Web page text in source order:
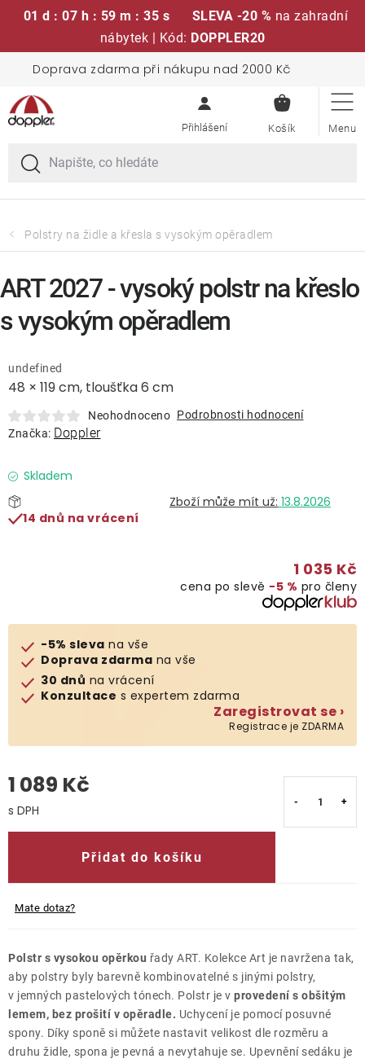
01 d : 07 h : 59 m : 35 s SLEVA -20 % na zahradní
nábytek | Kód: DOPPLER20
obsah
Doprava zdarma při nákupu nad 2000 Kč
KOŠÍK
Sedací soupravy
Slunečníky
Křesla a židle
Lavice a houpačky
Lehátka
Doplňky
Deštníky
Gastro produkty
Klub výhod
Polstry na židle a křesla s vysokým opěradlem
48 × 119 cm, tloušťka 6 cm
undefined
Neohodnoceno Podrobnosti hodnocení
Značka: Doppler
Skladem
13.8.2026
14 dnů na vrácení
1 035 Kč
cena po slevě −5 % pro členy
-5% sleva na vše
Doprava zdarma na vše
30 dnů na vrácení
Konzultace s expertem zdarma
Zaregistrovat se ›
Registrace je ZDARMA
1 089 Kč
Přidat do košíku
Mate dotaz?
Polstr s vysokou opěrkou řady ART. Kolekce Art je navržena tak,
aby polstry byly barevně kombinovatelné s jinými polstry,
v jemných pastelových tónech. Polstr je v provedení s obšitým
lemem, bez prošití v opěradle. Uchycení je pomocí posuvné
spony. Díky sponě si můžete nastavit velikost dle rozměru a
druhu židle, spona je pevná a nevytahuje se. Upevnění sedáku je
ART 2027 - vysoký polstr na křeslo
s vysokým opěradlem